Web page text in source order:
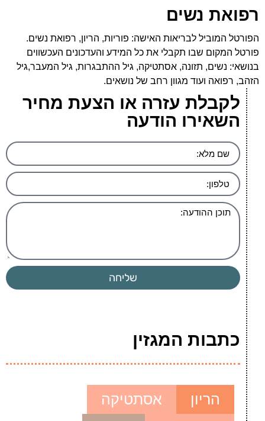
רפואת נשים
הפורטל המוביל לבריאות האישה: פוריות, הריון, רפואת נשים.
פורטל המקום שבו תקבלי את כל המידע והעדכונים העכשווים
בנושאי: נשים, תזונה, אסתטיקה, גיל ההתבגרות, גיל המעבר,גיל
הזהב, רפואה ועוד מגוון רחב של נושאים.
לקבלת עזרה או הצעת מחיר
השאירו הודעה
שליחה
כתבות המגזין
הריון
אסתטיקה